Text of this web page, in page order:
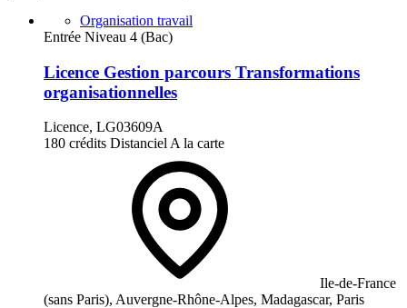
Organisation travail
Entrée Niveau 4 (Bac)
Licence Gestion parcours Transformations
organisationnelles
Licence, LG03609A
180 crédits Distanciel A la carte
Ile-de-France
(sans Paris), Auvergne-Rhône-Alpes, Madagascar, Paris